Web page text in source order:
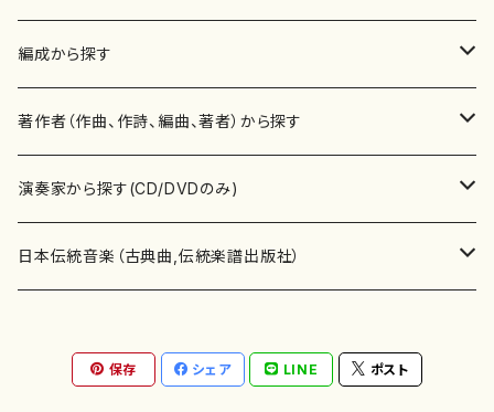
楽譜
書籍
書籍
テキストブック
CD・DVD
チケット
邦楽ジャーナル
レコード
編成から探す
邦楽器
箏・琴（ソロ）
箏・琴（合奏）
三味線（合奏）
合唱
混声合唱
男声合唱
歌・声
ピアノ（ソロ）
洋楽器（弦楽器）
著作者（作曲、作詩、編曲、著者）から探す
あ行
青木省三(アオキ ショウゾウ)
秋山健治(アキヤマ ケンジ）
か行
蔭山滸山(カゲヤマ キョザン)
斉藤松声(サイトウ ショウセイ)
演奏家から探す(CD/DVDのみ)
邦楽（箏、三味線、尺八等）演奏家
石川高（笙）
應和惠子（声楽・ソプラノ）
洋楽-鍵盤楽器（ピアノ、オルガン等）演奏家
日本伝統音楽（古典曲,伝統楽譜出版社）
宮城道雄（宮城宗家監修）
地歌箏曲（三絃古典楽譜）
保存 シェア LINE ポスト